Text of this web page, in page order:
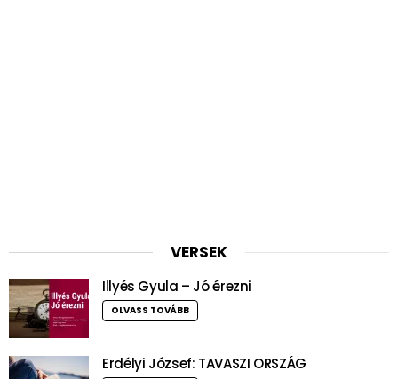
VERSEK
Illyés Gyula – Jó érezni
OLVASS TOVÁBB
Erdélyi József: TAVASZI ORSZÁG